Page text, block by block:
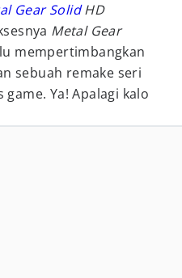
Gear SolidHD
Metal Gear
mempertimbangkan
sebuah remake seri
Ya! Apalagi kalo